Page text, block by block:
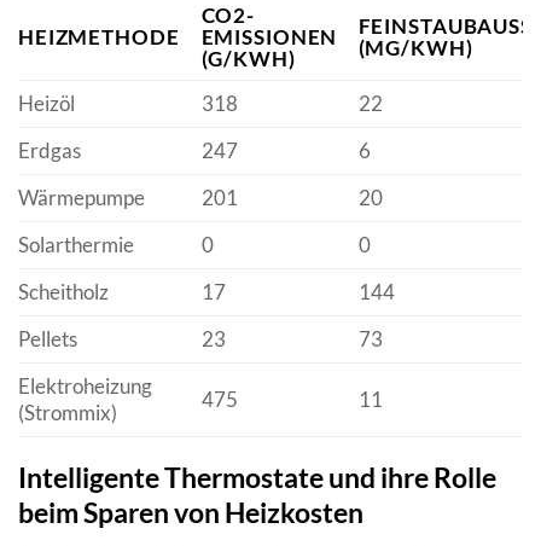
HEIZMETHODE
CO2-
EMISSIONEN
(G/KWH)
MG/KWH)
Heizöl 318
22
Erdgas
247
6
Wärmepumpe
201
20
Solarthermie
0
0
Scheitholz
17
144
Pellets
23
73
Elektroheizung
(Strommix)
475 11
Intelligente Thermostate und ihre Rolle
beim Sparen von Heizkosten